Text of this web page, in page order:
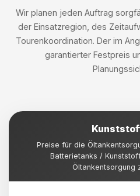
Wir planen jeden Auftrag
der Einsatzregion, des
Tourenkoordination. Der im
garantierter Festpreis
Preise für die
Batterietanks /
Öltankentsorgung